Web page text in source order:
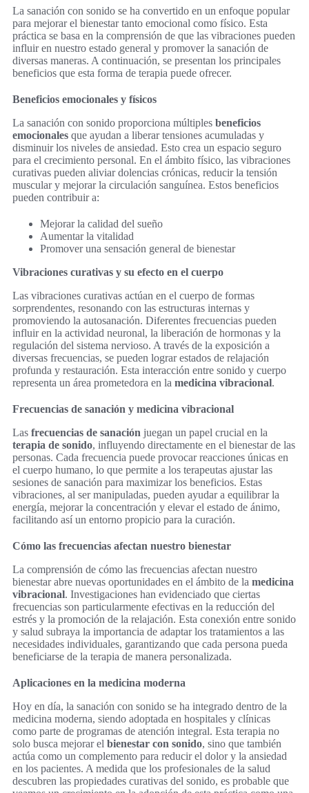
La sanación con sonido se ha convertido en un enfoque popular
para mejorar el bienestar tanto emocional como físico. Esta
práctica se basa en la comprensión de que las vibraciones pueden
influir en nuestro estado general y promover la sanación de
diversas maneras. A continuación, se presentan los principales
beneficios que esta forma de terapia puede ofrecer.
Beneficios emocionales y físicos
La sanación con sonido proporciona múltiples beneficios
emocionales que ayudan a liberar tensiones acumuladas y
disminuir los niveles de ansiedad. Esto crea un espacio seguro
para el crecimiento personal. En el ámbito físico, las vibraciones
curativas pueden aliviar dolencias crónicas, reducir la tensión
muscular y mejorar la circulación sanguínea. Estos beneficios
pueden contribuir a:
Mejorar la calidad del sueño
Aumentar la vitalidad
Promover una sensación general de bienestar
Vibraciones curativas y su efecto en el cuerpo
Las vibraciones curativas actúan en el cuerpo de formas
sorprendentes, resonando con las estructuras internas y
promoviendo la autosanación. Diferentes frecuencias pueden
influir en la actividad neuronal, la liberación de hormonas y la
regulación del sistema nervioso. A través de la exposición a
diversas frecuencias, se pueden lograr estados de relajación
profunda y restauración. Esta interacción entre sonido y cuerpo
representa un área prometedora en la medicina vibracional.
Frecuencias de sanación y medicina vibracional
Las frecuencias de sanación juegan un papel crucial en la
terapia de sonido, influyendo directamente en el bienestar de las
personas. Cada frecuencia puede provocar reacciones únicas en
el cuerpo humano, lo que permite a los terapeutas ajustar las
sesiones de sanación para maximizar los beneficios. Estas
vibraciones, al ser manipuladas, pueden ayudar a equilibrar la
energía, mejorar la concentración y elevar el estado de ánimo,
facilitando así un entorno propicio para la curación.
Cómo las frecuencias afectan nuestro bienestar
La comprensión de cómo las frecuencias afectan nuestro
bienestar abre nuevas oportunidades en el ámbito de la medicina
vibracional. Investigaciones han evidenciado que ciertas
frecuencias son particularmente efectivas en la reducción del
estrés y la promoción de la relajación. Esta conexión entre sonido
y salud subraya la importancia de adaptar los tratamientos a las
necesidades individuales, garantizando que cada persona pueda
beneficiarse de la terapia de manera personalizada.
Aplicaciones en la medicina moderna
Hoy en día, la sanación con sonido se ha integrado dentro de la
medicina moderna, siendo adoptada en hospitales y clínicas
como parte de programas de atención integral. Esta terapia no
solo busca mejorar el bienestar con sonido, sino que también
actúa como un complemento para reducir el dolor y la ansiedad
en los pacientes. A medida que los profesionales de la salud
descubren las propiedades curativas del sonido, es probable que